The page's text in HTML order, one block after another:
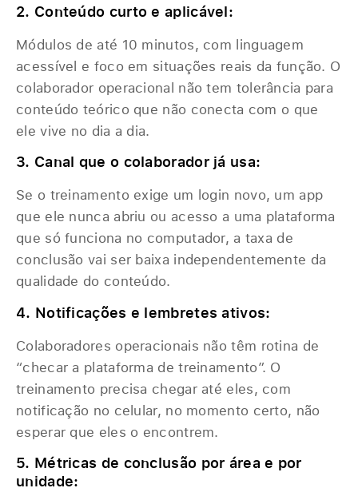
2. Conteúdo curto e aplicável:
Módulos de até 10 minutos, com linguagem
acessível e foco em situações reais da função. O
colaborador operacional não tem tolerância para
conteúdo teórico que não conecta com o que
ele vive no dia a dia.
3. Canal que o colaborador já usa:
Se o treinamento exige um login novo, um app
que ele nunca abriu ou acesso a uma plataforma
que só funciona no computador, a taxa de
conclusão vai ser baixa independentemente da
qualidade do conteúdo.
4. Notificações e lembretes ativos:
Colaboradores operacionais não têm rotina de
“checar a plataforma de treinamento”. O
treinamento precisa chegar até eles, com
notificação no celular, no momento certo, não
esperar que eles o encontrem.
5. Métricas de conclusão por área e por
unidade: